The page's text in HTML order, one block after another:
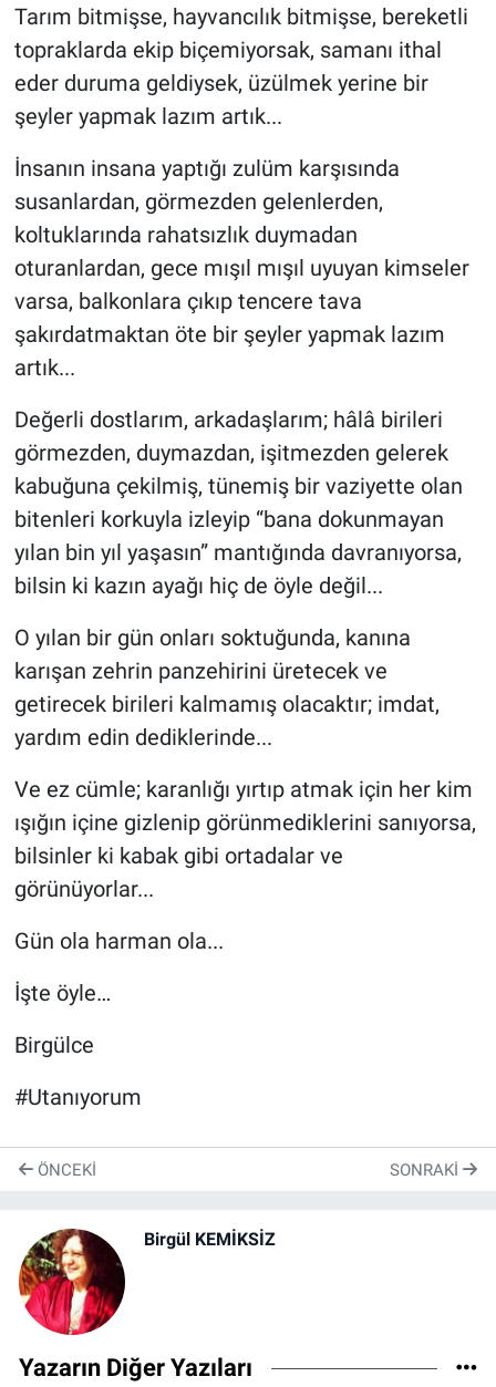
Tarım bitmişse, hayvancılık bitmişse, bereketli
topraklarda ekip biçemiyorsak, samanı ithal
eder duruma geldiysek, üzülmek yerine bir
şeyler yapmak lazım artık...
İnsanın insana yaptığı zulüm karşısında
susanlardan, görmezden gelenlerden,
koltuklarında rahatsızlık duymadan
oturanlardan, gece mışıl mışıl uyuyan kimseler
varsa, balkonlara çıkıp tencere tava
şakırdatmaktan öte bir şeyler yapmak lazım
artık...
Değerli dostlarım, arkadaşlarım; hâlâ birileri
görmezden, duymazdan, işitmezden gelerek
kabuğuna çekilmiş, tünemiş bir vaziyette olan
bitenleri korkuyla izleyip “bana dokunmayan
yılan bin yıl yaşasın” mantığında davranıyorsa,
bilsin ki kazın ayağı hiç de öyle değil...
O yılan bir gün onları soktuğunda, kanına
karışan zehrin panzehirini üretecek ve
getirecek birileri kalmamış olacaktır; imdat,
yardım edin dediklerinde...
Ve ez cümle; karanlığı yırtıp atmak için her kim
ışığın içine gizlenip görünmediklerini sanıyorsa,
bilsinler ki kabak gibi ortadalar ve
görünüyorlar...
Gün ola harman ola...
İşte öyle…
Birgülce
#Utanıyorum
ÖNCEKI SONRAKI
Birgül KEMİKSİZ
Yazarın Diğer Yazıları